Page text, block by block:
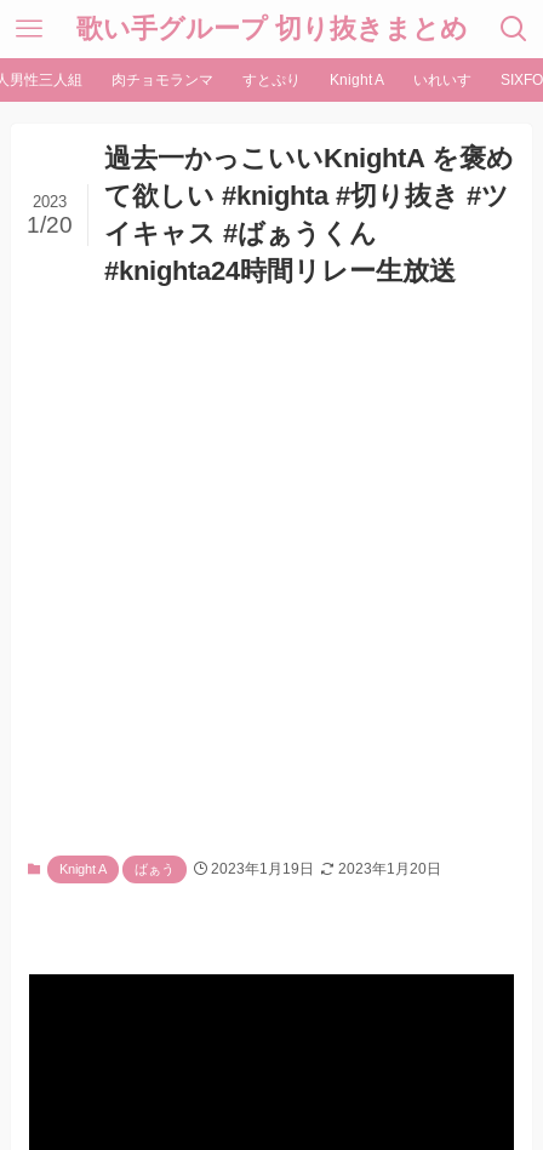
歌い手グループ 切り抜きまとめ
男性三人組 肉チョモランマ すとぷり Knight A いれいす
過去一かっこいいKnightA を褒め
て欲しい #knighta #切り抜き #ツ
イキャス #ばぁうくん
#knighta24時間リレー生放送
2023
1/20
Knight A ばぁう 2023年1月19日 2023年1月20日